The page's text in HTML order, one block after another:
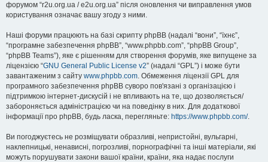
форумом “r2u.org.ua / e2u.org.ua” після оновлення чи виправлення умов
користування означає вашу згоду з ними.
Наші форуми працюють на базі скрипту phpBB (надалі “вони”, “їхнє”,
“програмне забезпечення phpBB”, “www.phpbb.com”, “phpBB Group”,
“phpBB Teams”), яке є рішенням для створення форумів, яке випущене за
ліцензією “GNU General Public License v2” (надалі “GPL”) і може бути
завантаженим з сайту www.phpbb.com. Обмеження ліцензії GPL для
програмного забезпечення phpBB суворо пов'язані з організацією і
підтримкою інтернет-дискусій і не впливають на те, що дозволяється/
забороняється адміністрацією чи на поведінку в них. Для додаткової
інформації про phpBB, будь ласка, перегляньте: https://www.phpbb.com/.
Ви погоджуєтесь не розміщувати образливі, непристойні, вульгарні,
наклепницькі, ненависні, погрозливі, порнографічні та інші матеріали, які
можуть порушувати закони вашої країни, країни, яка надає послуги